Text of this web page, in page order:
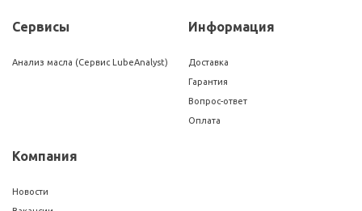
Сервисы
Анализ масла (Сервис LubeAnalyst)
Информация
Доставка
Гарантия
Вопрос-ответ
Оплата
Компания
Новости